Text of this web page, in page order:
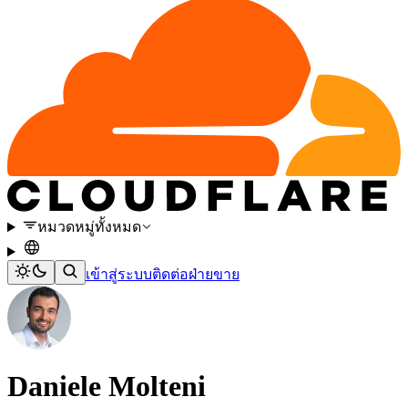
หมวดหมู่ทั้งหมด
เข้าสู่ระบบติดต่อฝ่ายขาย
Daniele Molteni